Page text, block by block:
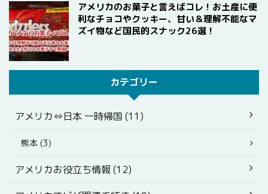
アメリカのお菓子と言えばコレ！お土産に便
利なチョコやクッキー、甘い＆理解不能なマ
ズイ物など国民的スナック26選！
カテゴリー
アメリカ⇔日本 一時帰国 (11)
熊本 (3)
アメリカお役立ち情報 (12)